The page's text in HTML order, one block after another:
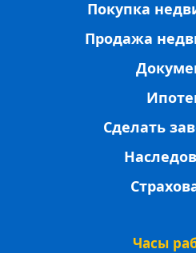
Покупка
Продажа
Сделать
Часы